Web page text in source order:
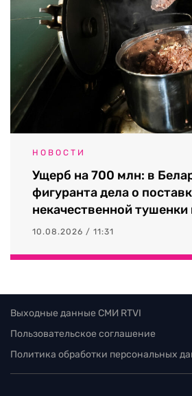
НОВОСТИ
Ущерб на 700 млн: в
фигуранта дела о
некачественной
10.08.2026 / 11:31
Выходные данные СМИ RTVI
Пользовательское соглашение
Политика обработки персональных